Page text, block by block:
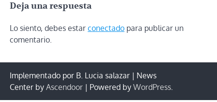
Deja una respuesta
Lo siento, debes estar conectado para publicar un
comentario.
Implementado por B. Lucia salazar | News
Center by Ascendoor | Powered by WordPress.